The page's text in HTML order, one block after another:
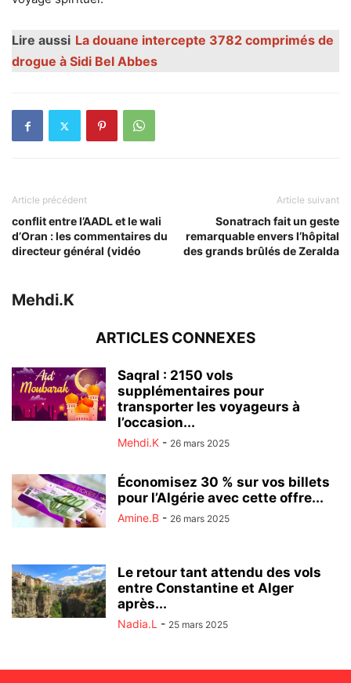
Lire aussi La douane intercepte 3782 comprimés de
drogue à Sidi Bel Abbes
Article précédent
conflit entre l’AADL et le wali
d’Oran : les commentaires du
directeur général (vidéo
Article suivant
Sonatrach fait un geste
remarquable envers l’hôpital
des grands brûlés de Zeralda
Mehdi.K
ARTICLES CONNEXES
Saqral : 2150 vols
supplémentaires pour
transporter les voyageurs à
l’occasion...
Mehdi.K - 26 mars 2025
Économisez 30 % sur vos billets
pour l’Algérie avec cette offre...
Amine.B - 26 mars 2025
Le retour tant attendu des vols
entre Constantine et Alger
après...
Nadia.L - 25 mars 2025